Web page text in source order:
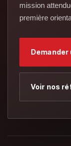
mission
première
Demander
Voir nos